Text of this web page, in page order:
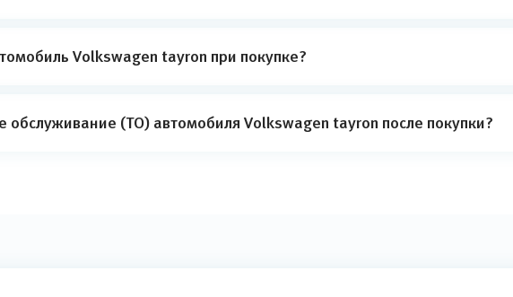
Volkswagen tayron при покупке?
обслуживание (ТО) автомобиля Volkswagen tayron после покупки?